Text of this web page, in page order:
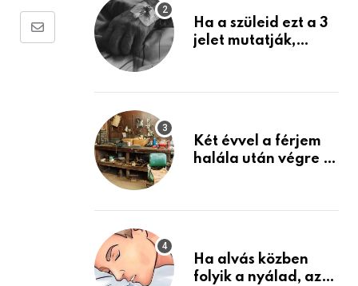
Share
Ha a szüleid ezt a 3
jelet mutatják,
Készülj fel arra, ami
Két évvel a férjem
halála után végre át
holmiját – amit
életemet
Ha alvás közben
folyik a nyálad, az